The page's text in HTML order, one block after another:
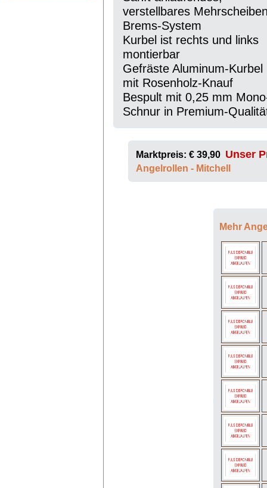
verstellbares
Brems-System
Kurbel ist rechts und links
montierbar
Gefräste Aluminum-Kurbel
mit Rosenholz-Knauf
Bespult mit 0,25 mm
Schnur in Premium-
Marktpreis: € 39,90 Unser
Angelrollen - Mitchell
Mehr